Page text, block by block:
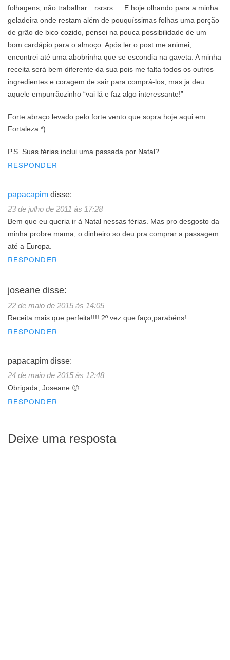
folhagens, não trabalhar…rsrsrs … E hoje olhando para a minha
geladeira onde restam além de pouquíssimas folhas uma porção
de grão de bico cozido, pensei na pouca possibilidade de um
bom cardápio para o almoço. Após ler o post me animei,
encontrei até uma abobrinha que se escondia na gaveta. A minha
receita será bem diferente da sua pois me falta todos os outros
ingredientes e coragem de sair para comprá-los, mas ja deu
aquele empurrãozinho “vai lá e faz algo interessante!”
Forte abraço levado pelo forte vento que sopra hoje aqui em
Fortaleza *)
P.S. Suas férias inclui uma passada por Natal?
RESPONDER
papacapim disse:
23 de julho de 2011 às 17:28
Bem que eu queria ir à Natal nessas férias. Mas pro desgosto da
minha probre mama, o dinheiro so deu pra comprar a passagem
até a Europa.
RESPONDER
joseane disse:
22 de maio de 2015 às 14:05
Receita mais que perfeita!!!! 2º vez que faço,parabéns!
RESPONDER
papacapim disse:
24 de maio de 2015 às 12:48
Obrigada, Joseane 🙂
RESPONDER
Deixe uma resposta